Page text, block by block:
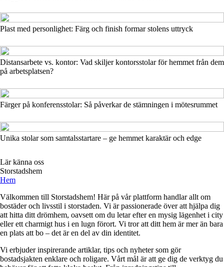
Plast med personlighet: Färg och finish formar stolens uttryck
Distansarbete vs. kontor: Vad skiljer kontorsstolar för hemmet från dem
på arbetsplatsen?
Färger på konferensstolar: Så påverkar de stämningen i mötesrummet
Unika stolar som samtalsstartare – ge hemmet karaktär och edge
Lär känna oss
Storstadshem
Hem
Välkommen till Storstadshem! Här på vår plattform handlar allt om
bostäder och livsstil i storstaden. Vi är passionerade över att hjälpa dig
att hitta ditt drömhem, oavsett om du letar efter en mysig lägenhet i city
eller ett charmigt hus i en lugn förort. Vi tror att ditt hem är mer än bara
en plats att bo – det är en del av din identitet.
Vi erbjuder inspirerande artiklar, tips och nyheter som gör
bostadsjakten enklare och roligare. Vårt mål är att ge dig de verktyg du